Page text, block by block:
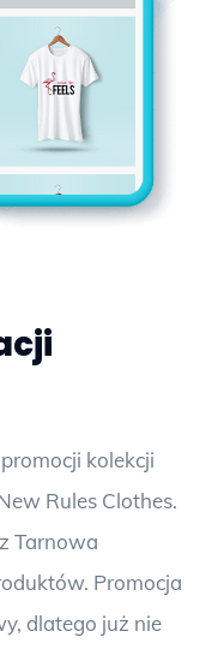
kolekcji
Rules Clothes.
Tarnowa
Promocja
dlatego już nie